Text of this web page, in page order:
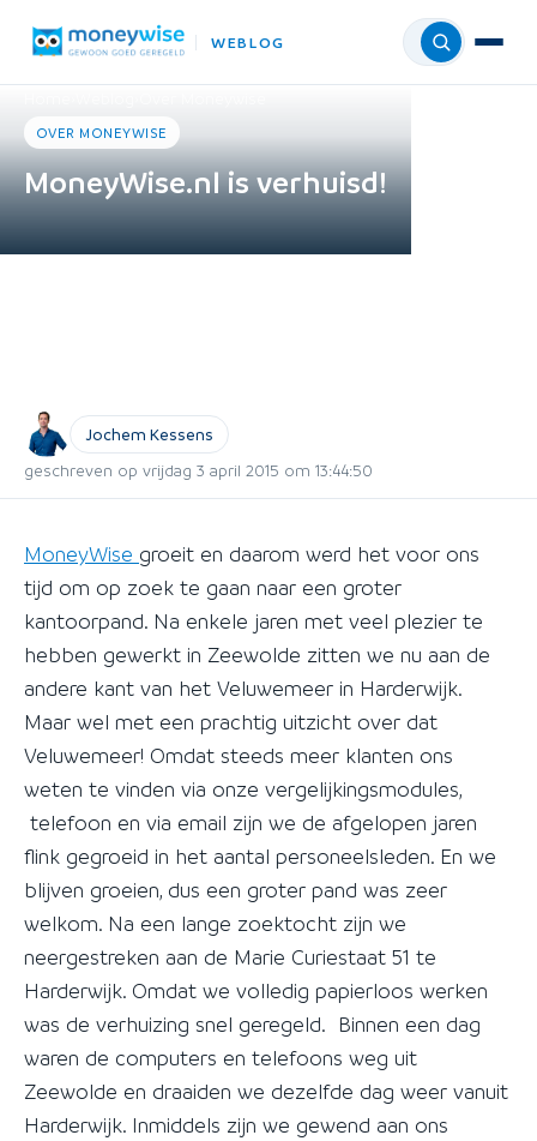
WEBLOG Menu
OVER MONEYWISE
MoneyWise.nl is verhuisd!
Jochem Kessens
geschreven op vrijdag 3 april 2015 om 13:44:50
MoneyWise groeit en daarom werd het voor ons
tijd om op zoek te gaan naar een groter
kantoorpand. Na enkele jaren met veel plezier te
hebben gewerkt in Zeewolde zitten we nu aan de
andere kant van het Veluwemeer in Harderwijk.
Maar wel met een prachtig uitzicht over dat
Veluwemeer! Omdat steeds meer klanten ons
weten te vinden via onze vergelijkingsmodules,
telefoon en via email zijn we de afgelopen jaren
flink gegroeid in het aantal personeelsleden. En we
blijven groeien, dus een groter pand was zeer
welkom. Na een lange zoektocht zijn we
neergestreken aan de Marie Curiestaat 51 te
Harderwijk. Omdat we volledig papierloos werken
was de verhuizing snel geregeld. Binnen een dag
waren de computers en telefoons weg uit
Zeewolde en draaiden we dezelfde dag weer vanuit
Harderwijk. Inmiddels zijn we gewend aan ons